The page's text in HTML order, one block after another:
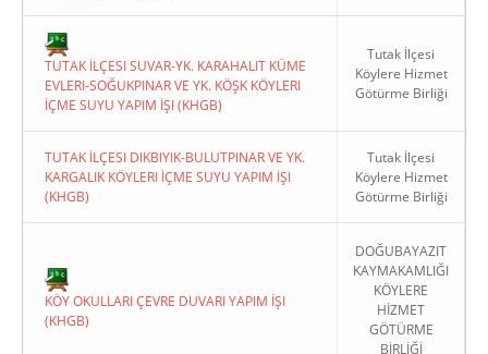
TUTAK İLÇESI SUVAR-YK. KARAHALIT KÜME
EVLERI-SOĞUKPINAR VE YK. KÖŞK KÖYLERI
İÇME SUYU YAPIM İŞI (KHGB)
Tutak İlçesi
Köylere Hizmet
Götürme Birliği
TUTAK İLÇESI DIKBIYIK-BULUTPINAR VE YK.
KARGALIK KÖYLERI İÇME SUYU YAPIM İŞI
(KHGB)
Tutak İlçesi
Köylere Hizmet
Götürme Birliği
KÖY OKULLARI ÇEVRE DUVARI YAPIM İŞI
(KHGB)
DOĞUBAYAZIT
KAYMAKAMLIĞI
KÖYLERE
HİZMET
GÖTÜRME
BİRLİĞİ